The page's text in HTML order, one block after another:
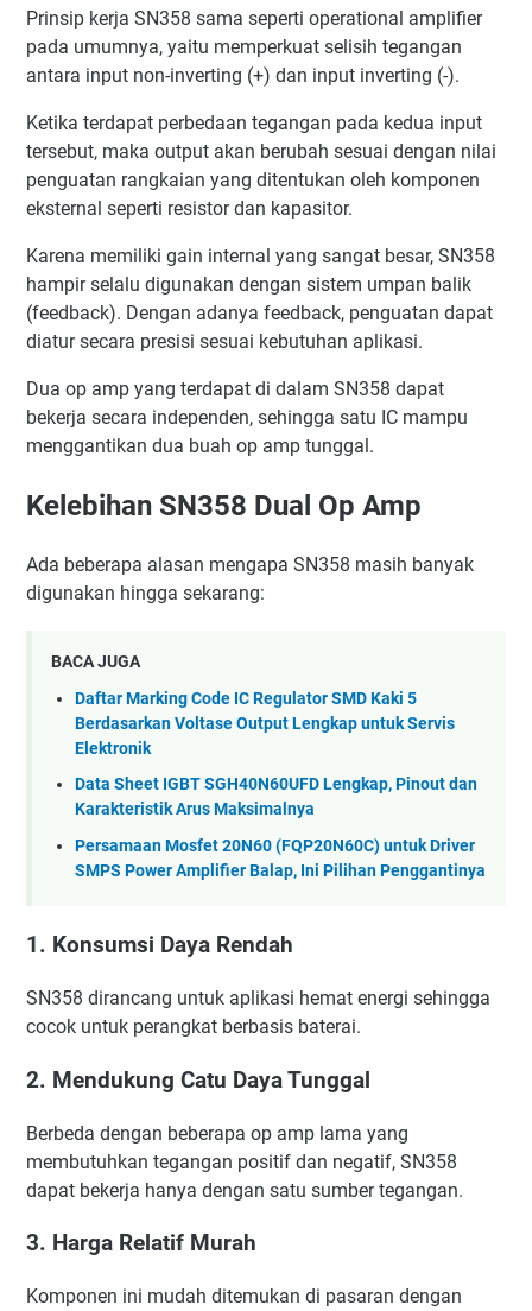
Prinsip kerja SN358 sama seperti operational amplifier
pada umumnya, yaitu memperkuat selisih tegangan
antara input non-inverting (+) dan input inverting (-).
Ketika terdapat perbedaan tegangan pada kedua input
tersebut, maka output akan berubah sesuai dengan nilai
penguatan rangkaian yang ditentukan oleh komponen
eksternal seperti resistor dan kapasitor.
Karena memiliki gain internal yang sangat besar, SN358
hampir selalu digunakan dengan sistem umpan balik
(feedback). Dengan adanya feedback, penguatan dapat
diatur secara presisi sesuai kebutuhan aplikasi.
Dua op amp yang terdapat di dalam SN358 dapat
bekerja secara independen, sehingga satu IC mampu
menggantikan dua buah op amp tunggal.
Kelebihan SN358 Dual Op Amp
Ada beberapa alasan mengapa SN358 masih banyak
digunakan hingga sekarang:
BACA JUGA
Daftar Marking Code IC Regulator SMD Kaki 5
Berdasarkan Voltase Output Lengkap untuk Servis
Elektronik
Data Sheet IGBT SGH40N60UFD Lengkap, Pinout dan
Karakteristik Arus Maksimalnya
Persamaan Mosfet 20N60 (FQP20N60C) untuk Driver
SMPS Power Amplifier Balap, Ini Pilihan Penggantinya
1. Konsumsi Daya Rendah
SN358 dirancang untuk aplikasi hemat energi sehingga
cocok untuk perangkat berbasis baterai.
2. Mendukung Catu Daya Tunggal
Berbeda dengan beberapa op amp lama yang
membutuhkan tegangan positif dan negatif, SN358
dapat bekerja hanya dengan satu sumber tegangan.
3. Harga Relatif Murah
Komponen ini mudah ditemukan di pasaran dengan